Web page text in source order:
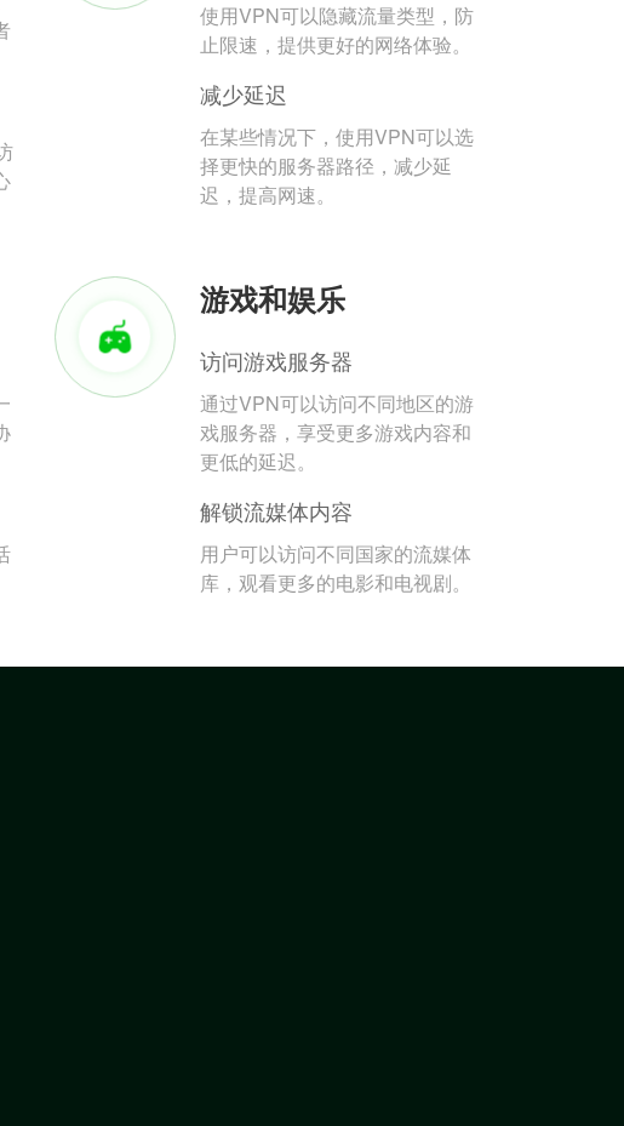
使用VPN可以隐藏流量类型，防
止限速，提供更好的网络体验。
减少延迟
在某些情况下，使用VPN可以选
择更快的服务器路径，减少延
迟，提高网速。
游戏和娱乐
访问游戏服务器
通过VPN可以访问不同地区的游
戏服务器，享受更多游戏内容和
更低的延迟。
解锁流媒体内容
用户可以访问不同国家的流媒体
库，观看更多的电影和电视剧。